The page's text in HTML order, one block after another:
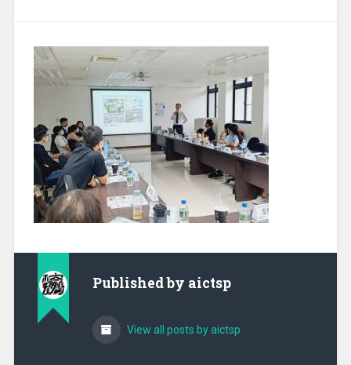
Published by aictsp
View all posts by aictsp